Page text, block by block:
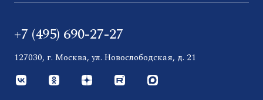
+7 (495) 690-27-27
127030, г. Москва, ул. Новослободская, д. 21